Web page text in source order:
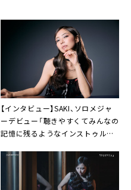
【インタビュー】SAKI、ソロメジャ
ーデビュー「聴きやすくてみんなの
記憶に残るようなインストゥルメ